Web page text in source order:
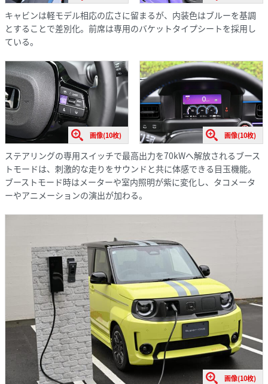
キャビンは軽モデル相応の広さに留まるが、内装色はブルーを基調
とすることで差別化。前席は専用のバケットタイプシートを採用し
ている。
画像(10枚) 画像(10枚)
ステアリングの専用スイッチで最高出力を70kWへ解放されるブース
トモードは、刺激的な走りをサウンドと共に体感できる目玉機能。
ブーストモード時はメーターや室内照明が紫に変化し、タコメータ
ーやアニメーションの演出が加わる。
画像(10枚)